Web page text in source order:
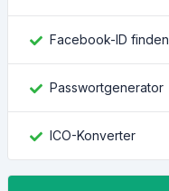
Facebook-ID finden
Passwortgenerator
ICO-Konverter